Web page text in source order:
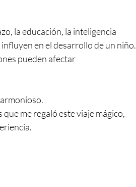
la educación, la inteligencia
en el desarrollo de un niño.
pueden afectar
me regaló este viaje mágico,